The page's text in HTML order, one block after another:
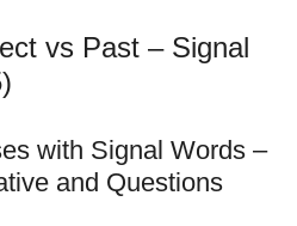
vs Past – Signal
with Signal Words –
and Questions